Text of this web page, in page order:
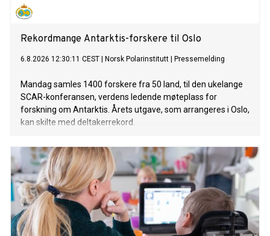
Rekordmange Antarktis-forskere til Oslo
6.8.2026 12:30:11 CEST Norsk Polarinstitutt Pressemelding
Mandag samles 1400 forskere fra 50 land, til den ukelange
SCAR-konferansen, verdens ledende møteplass for
forskning om Antarktis. Årets utgave, som arrangeres i Oslo,
kan skilte med deltakerrekord.